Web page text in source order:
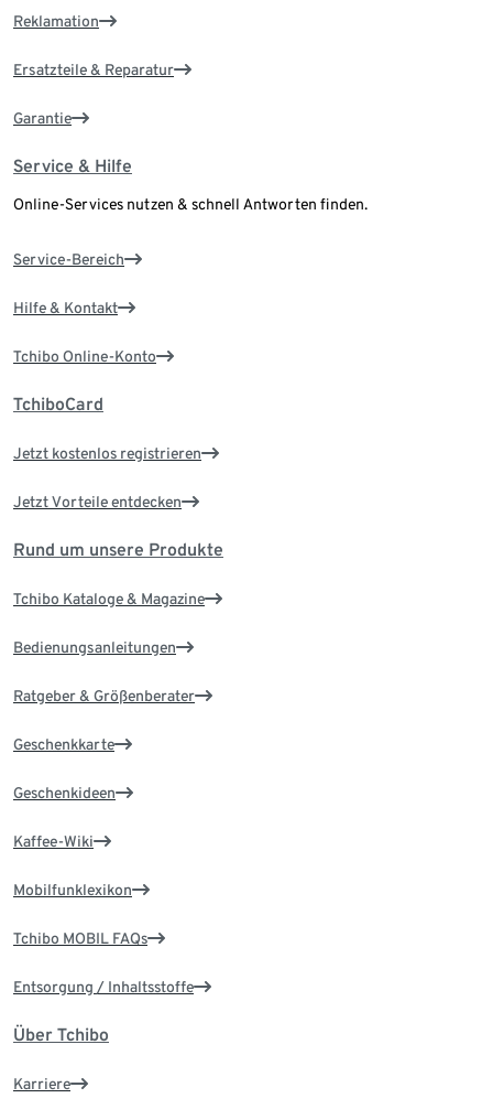
Reklamation
Ersatzteile & Reparatur
Garantie
Service & Hilfe
Online-Services nutzen & schnell Antworten finden.
Service-Bereich
Hilfe & Kontakt
Tchibo Online-Konto
TchiboCard
Jetzt kostenlos registrieren
Jetzt Vorteile entdecken
Rund um unsere Produkte
Tchibo Kataloge & Magazine
Bedienungsanleitungen
Ratgeber & Größenberater
Geschenkkarte
Geschenkideen
Kaffee-Wiki
Mobilfunklexikon
Tchibo MOBIL FAQs
Entsorgung / Inhaltsstoffe
Über Tchibo
Karriere